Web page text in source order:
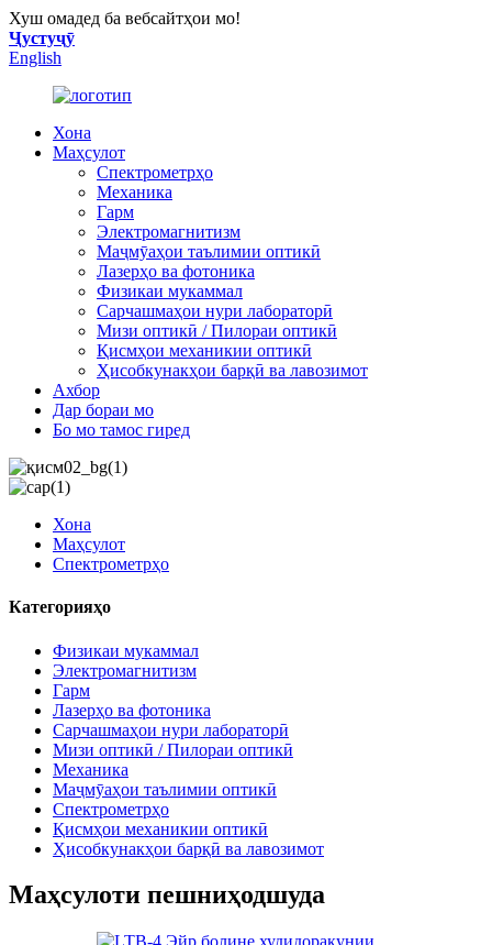
Хуш омадед ба вебсайтҳои мо!
Ҷустуҷӯ
English
Хона
Маҳсулот
Спектрометрҳо
Механика
Гарм
Электромагнитизм
Маҷмӯаҳои таълимии оптикӣ
Лазерҳо ва фотоника
Физикаи мукаммал
Сарчашмаҳои нури лабораторӣ
Мизи оптикӣ / Пилораи оптикӣ
Қисмҳои механикии оптикӣ
Ҳисобкунакҳои барқӣ ва лавозимот
Ахбор
Дар бораи мо
Бо мо тамос гиред
Хона
Маҳсулот
Спектрометрҳо
Категорияҳо
Физикаи мукаммал
Электромагнитизм
Гарм
Лазерҳо ва фотоника
Сарчашмаҳои нури лабораторӣ
Мизи оптикӣ / Пилораи оптикӣ
Механика
Маҷмӯаҳои таълимии оптикӣ
Спектрометрҳо
Қисмҳои механикии оптикӣ
Ҳисобкунакҳои барқӣ ва лавозимот
Маҳсулоти пешниҳодшуда